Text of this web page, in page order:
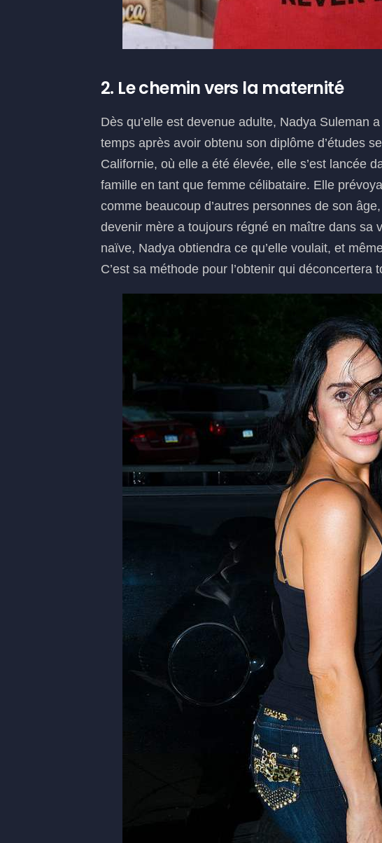
2. Le chemin vers la maternité
Dès qu’elle est devenue adulte, Nadya Suleman
temps après avoir obtenu son diplôme d’études
Californie, où elle a été élevée, elle s’est lancée
famille en tant que femme célibataire. Elle
comme beaucoup d’autres personnes de son
devenir mère a toujours régné en maître dans sa
naïve, Nadya obtiendra ce qu’elle voulait, et
C’est sa méthode pour l’obtenir qui déconcertera